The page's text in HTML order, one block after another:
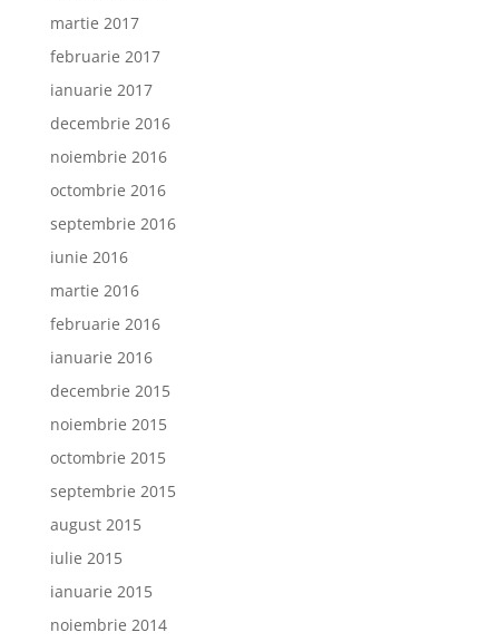
martie 2017
februarie 2017
ianuarie 2017
decembrie 2016
noiembrie 2016
octombrie 2016
septembrie 2016
iunie 2016
martie 2016
februarie 2016
ianuarie 2016
decembrie 2015
noiembrie 2015
octombrie 2015
septembrie 2015
august 2015
iulie 2015
ianuarie 2015
noiembrie 2014